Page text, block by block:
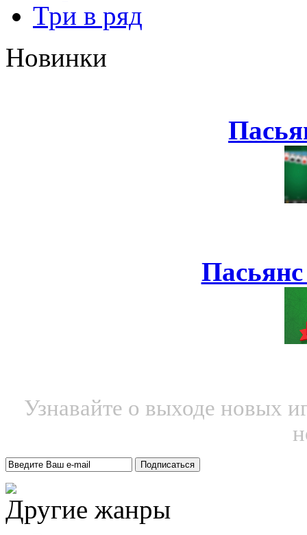
Три в ряд
Новинки
Узнавайте о выходе новых
Другие жанры